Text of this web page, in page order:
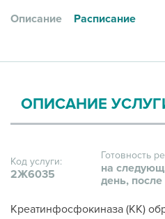
Описание Расписание
ОПИСАНИЕ
Код услуги:
2Ж6035
Готовность
на
день,
Креатинфосфокиназа (КК)